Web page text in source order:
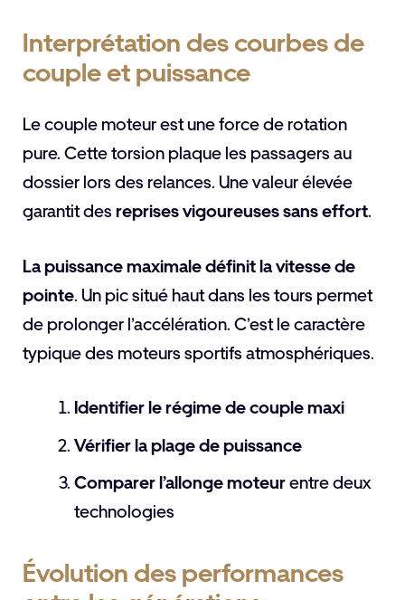
Interprétation des courbes de
couple et puissance
Le couple moteur est une force de rotation
pure. Cette torsion plaque les passagers au
dossier lors des relances. Une valeur élevée
garantit des reprises vigoureuses sans effort.
La puissance maximale définit la vitesse de
pointe. Un pic situé haut dans les tours permet
de prolonger l’accélération. C’est le caractère
typique des moteurs sportifs atmosphériques.
Identifier le régime de couple maxi
Vérifier la plage de puissance
Comparer l’allonge moteurentre deux
technologies
Évolution des performances